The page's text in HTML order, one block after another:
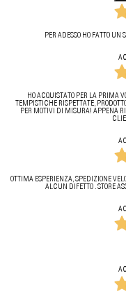
PER ADESSO HO FATTO
HO ACQUISTATO PER LA PRIMA
TEMPISTICHE RISPETTATE,
PER MOTIVI DI MISURA! APPENA
OTTIMA ESPERIENZA, SPEDIZIONE
ALCUN DIFETTO . STORE